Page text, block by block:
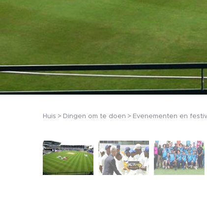
Huis Dingen om te doen Evenementen en